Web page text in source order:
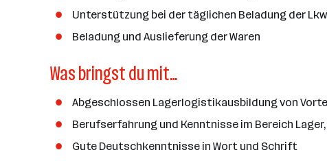
h
Unterstützung bei der täglichen Beladung der Lkw
Beladung und Auslieferung der Waren
Was bringst du mit…
Abgeschlossen Lagerlogistikausbildung von
Berufserfahrung und Kenntnisse im Bereich
Gute Deutschkenntnisse in Wort und Schrift